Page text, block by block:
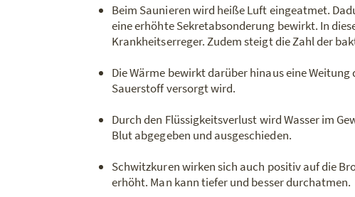
Beim Saunieren wird heiße Luft eingeatmet.
eine erhöhte Sekretabsonderung bewirkt. In
Krankheitserreger. Zudem steigt die Zahl der
Die Wärme bewirkt darüber hinaus eine
Sauerstoff versorgt wird.
Durch den Flüssigkeitsverlust wird Wasser im
Blut abgegeben und ausgeschieden.
Schwitzkuren wirken sich auch positiv auf die
erhöht. Man kann tiefer und besser durchatmen.